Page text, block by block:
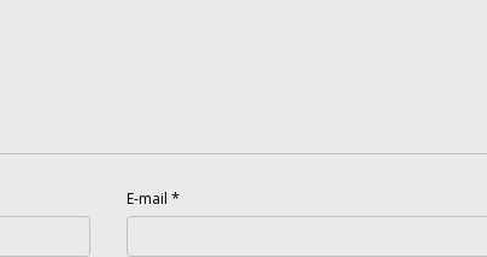
E-mail *